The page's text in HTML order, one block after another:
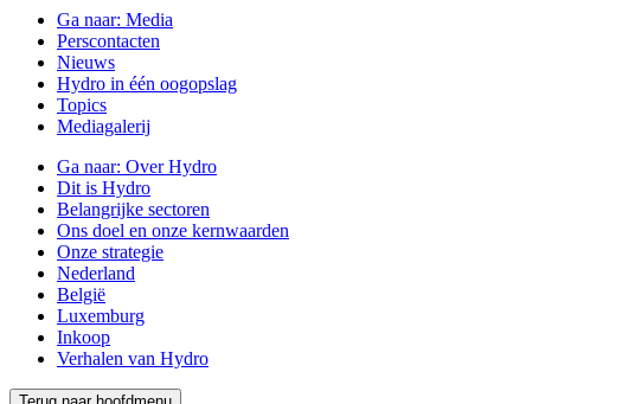
Ga naar: Media
Perscontacten
Nieuws
Hydro in één oogopslag
Topics
Mediagalerij
Ga naar: Over Hydro
Dit is Hydro
Belangrijke sectoren
Ons doel en onze kernwaarden
Onze strategie
Nederland
België
Luxemburg
Inkoop
Verhalen van Hydro